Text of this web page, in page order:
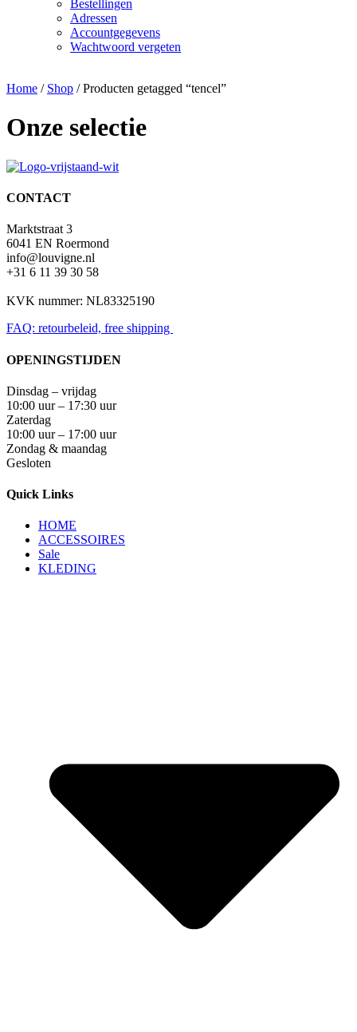
Bestellingen
Adressen
Accountgegevens
Wachtwoord vergeten
Home / Shop / Producten getagged “tencel”
Onze selectie
CONTACT
Marktstraat 3
6041 EN Roermond
info@louvigne.nl
+31 6 11 39 30 58
KVK nummer: NL83325190
FAQ: retourbeleid, free shipping
OPENINGSTIJDEN
Dinsdag – vrijdag
10:00 uur – 17:30 uur
Zaterdag
10:00 uur – 17:00 uur
Zondag & maandag
Gesloten
Quick Links
HOME
ACCESSOIRES
Sale
KLEDING